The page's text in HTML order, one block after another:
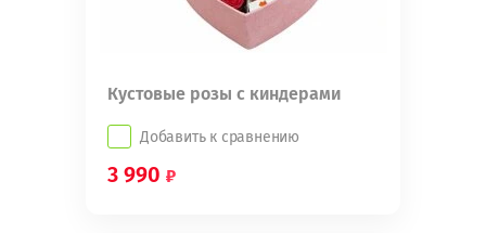
Кустовые розы с киндерами
Добавить к сравнению
3 990